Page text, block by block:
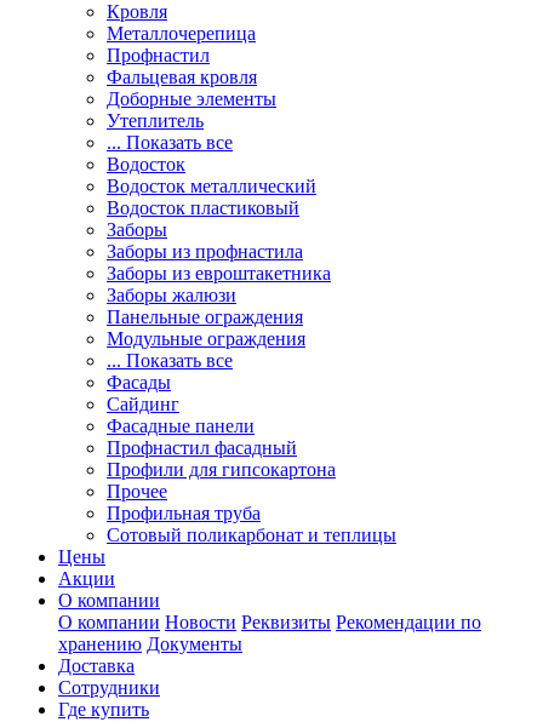
Кровля
Металлочерепица
Профнастил
Фальцевая кровля
Доборные элементы
Утеплитель
... Показать все
Водосток
Водосток металлический
Водосток пластиковый
Заборы
Заборы из профнастила
Заборы из евроштакетника
Заборы жалюзи
Панельные ограждения
Модульные ограждения
... Показать все
Фасады
Сайдинг
Фасадные панели
Профнастил фасадный
Профили для гипсокартона
Прочее
Профильная труба
Сотовый поликарбонат и теплицы
Цены
Акции
О компании
О компании Новости Реквизиты Рекомендации по
хранению Документы
Доставка
Сотрудники
Где купить